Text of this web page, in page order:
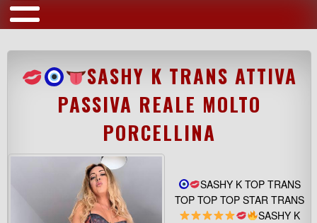
SASHY K TRANS ATTIVA
PASSIVA REALE MOLTO
PORCELLINA
SASHY K TOP TRANS
TOP TOP TOP STAR TRANS
SASHY K